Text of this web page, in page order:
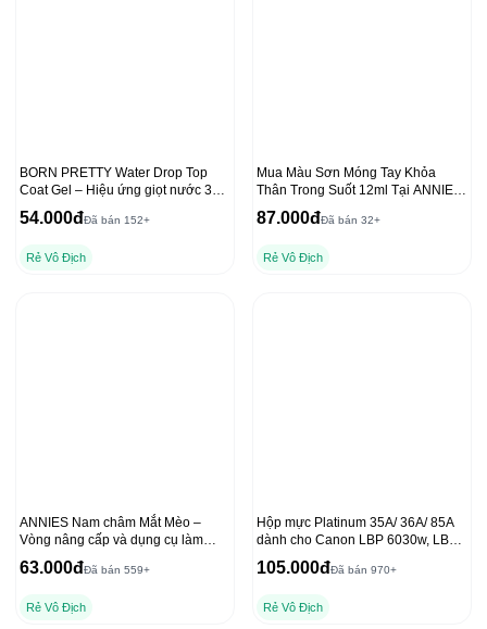
BORN PRETTY Water Drop Top
Coat Gel – Hiệu ứng giọt nước 3D
trong suốt
54.000đĐã bán 152+
Rẻ Vô Địch
Mua Màu Sơn Móng Tay Khỏa
Thân Trong Suốt 12ml Tại ANNIES
với Dụng Cụ Che Freeline
87.000đĐã bán 32+
Rẻ Vô Địch
ANNIES Nam châm Mắt Mèo –
Vòng nâng cấp và dụng cụ làm
móng tay chất lượng
63.000đĐã bán 559+
Rẻ Vô Địch
Hộp mực Platinum 35A/ 36A/ 85A
dành cho Canon LBP 6030w, LBP
6000 và HP P1102, 1212NF
105.000đĐã bán 970+
Rẻ Vô Địch